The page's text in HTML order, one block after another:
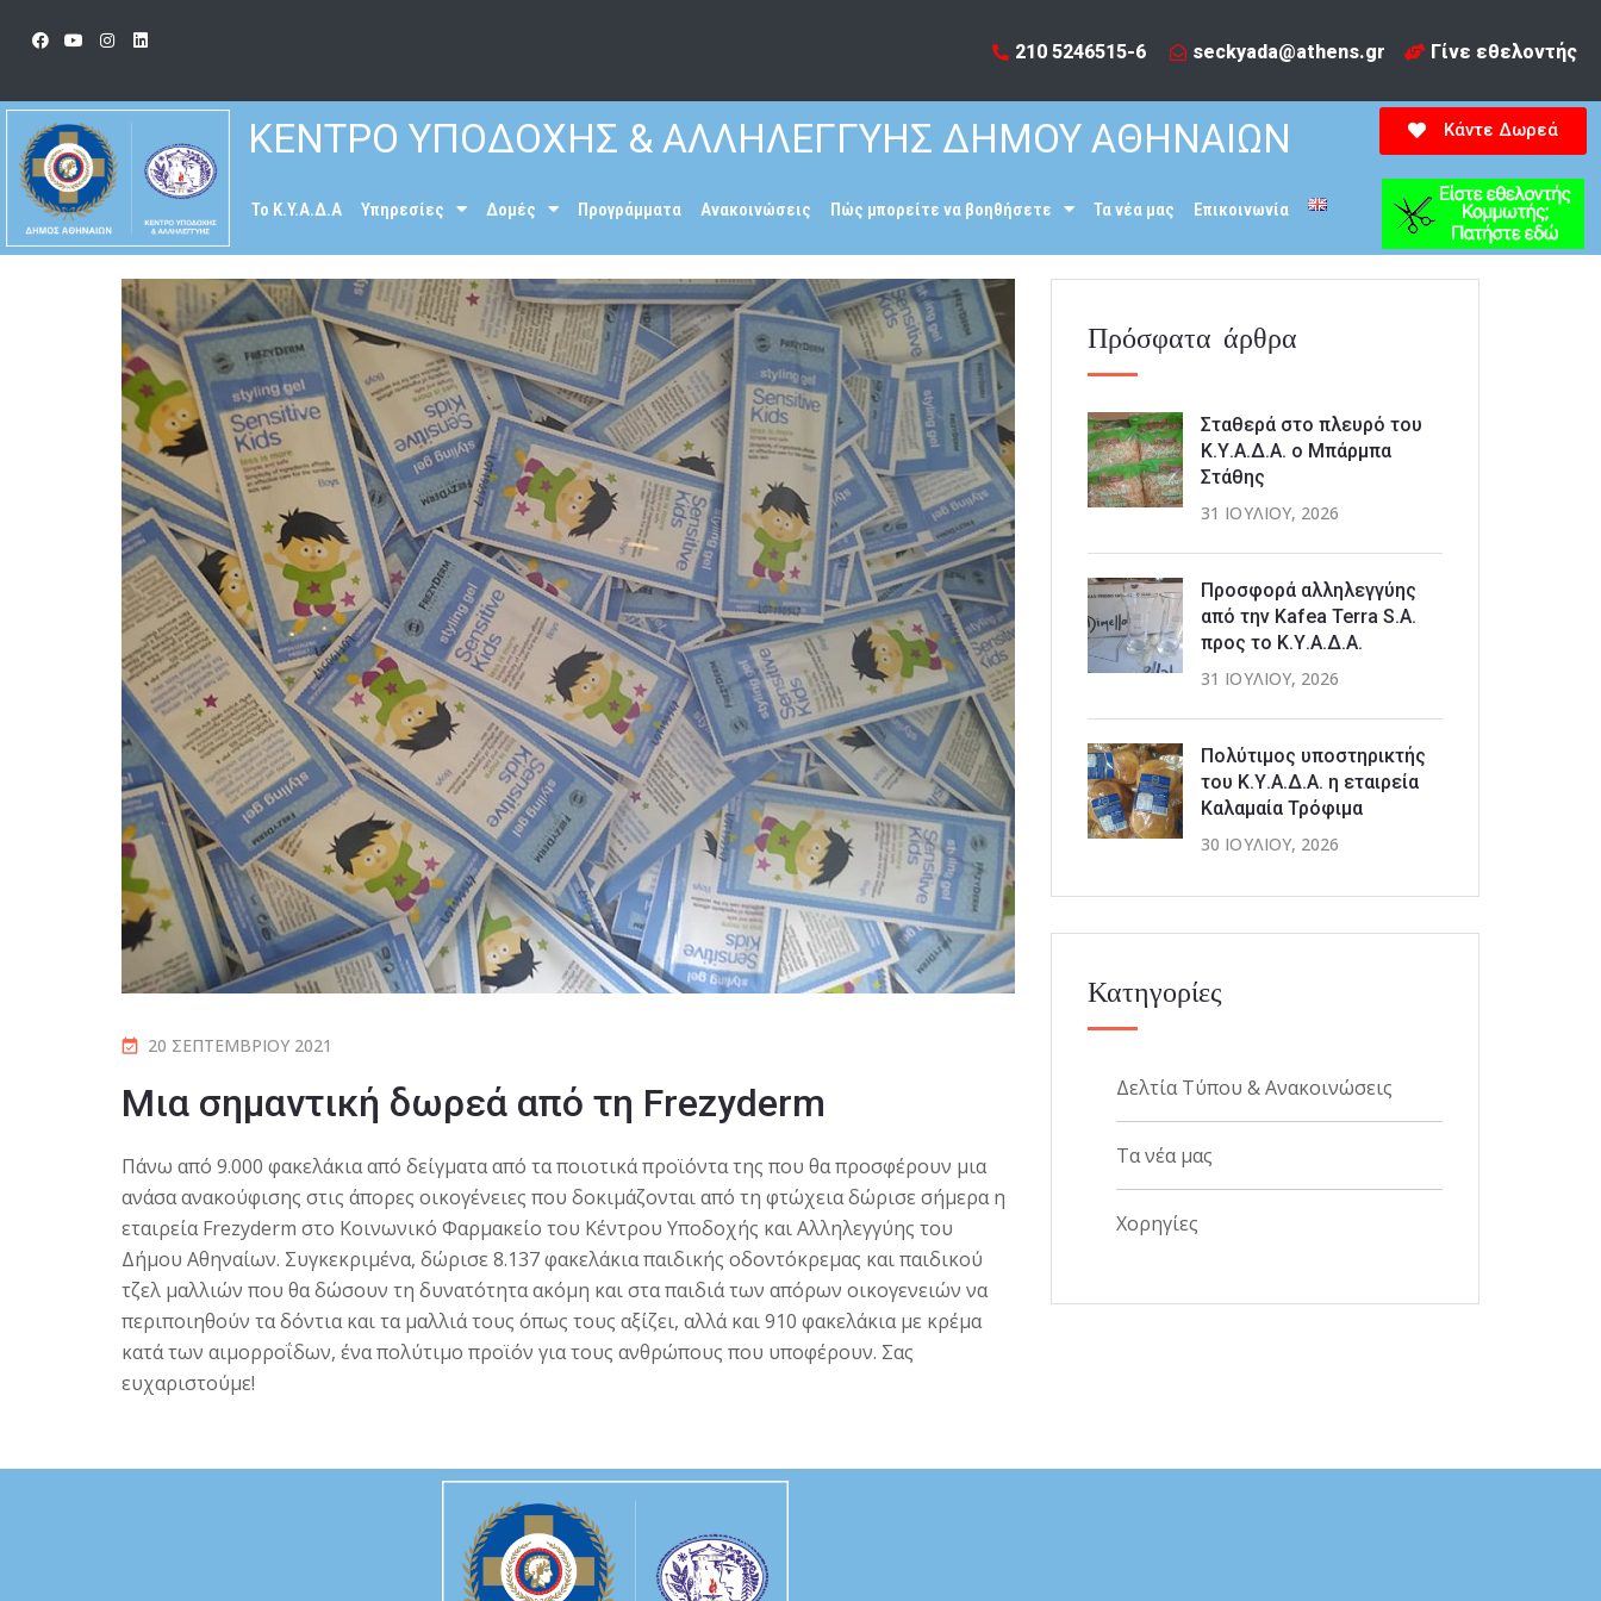
210 5246515-6​ seckyada@athens.gr Γίνε εθελοντής
ΚΕΝΤΡΟ ΥΠΟΔΟΧΗΣ & ΑΛΛΗΛΕΓΓΥΗΣ ΔΗΜΟΥ ΑΘΗΝΑΙΩΝ
To K.Y.A.Δ.Α Υπηρεσίες Δομές Προγράμματα Ανακοινώσεις Πώς μπορείτε να βοηθήσετε Τα νέα μας Επικοινωνία
Κάντε Δωρεά
20 ΣΕΠΤΕΜΒΡΊΟΥ 2021
Μια σημαντική δωρεά από τη Frezyderm
Πάνω από 9.000 φακελάκια από δείγματα από τα ποιοτικά προϊόντα της που θα προσφέρουν μια
ανάσα ανακούφισης στις άπορες οικογένειες που δοκιμάζονται από τη φτώχεια δώρισε σήμερα η
εταιρεία Frezyderm στο Κοινωνικό Φαρμακείο του Κέντρου Υποδοχής και Αλληλεγγύης του
Δήμου Αθηναίων. Συγκεκριμένα, δώρισε 8.137 φακελάκια παιδικής οδοντόκρεμας και παιδικού
τζελ μαλλιών που θα δώσουν τη δυνατότητα ακόμη και στα παιδιά των απόρων οικογενειών να
περιποιηθούν τα δόντια και τα μαλλιά τους όπως τους αξίζει, αλλά και 910 φακελάκια με κρέμα
κατά των αιμορροΐδων, ένα πολύτιμο προϊόν για τους ανθρώπους που υποφέρουν. Σας
ευχαριστούμε!
Πρόσφατα άρθρα
Σταθερά στο πλευρό του
Κ.Υ.Α.Δ.Α. ο Μπάρμπα
Στάθης
31 ΙΟΥΛΊΟΥ, 2026
Προσφορά αλληλεγγύης
από την Kafea Terra S.A.
προς το Κ.Υ.Α.Δ.Α.
31 ΙΟΥΛΊΟΥ, 2026
Πολύτιμος υποστηρικτής
του Κ.Υ.Α.Δ.Α. η εταιρεία
Καλαμαία Τρόφιμα
30 ΙΟΥΛΊΟΥ, 2026
Κατηγορίες
Δελτία Τύπου & Ανακοινώσεις
Τα νέα μας
Χορηγίες